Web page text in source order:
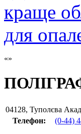
04128, Туполєва
Телефон:
(0-44)